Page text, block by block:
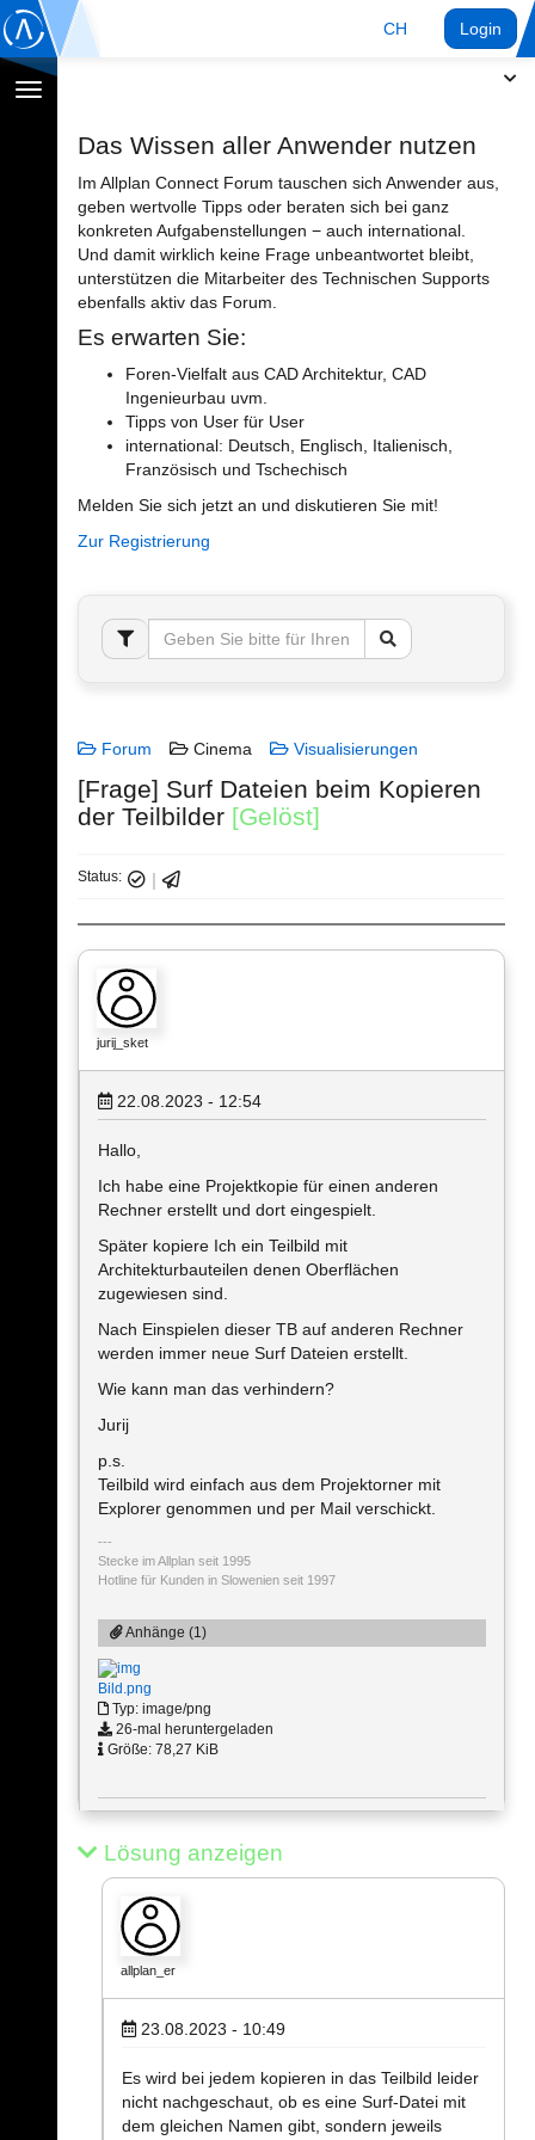
CH Login
Navigation
Das Wissen aller Anwender nutzen
Im Allplan Connect Forum tauschen sich Anwender aus,
geben wertvolle Tipps oder beraten sich bei ganz
konkreten Aufgabenstellungen − auch international.
Und damit wirklich keine Frage unbeantwortet bleibt,
unterstützen die Mitarbeiter des Technischen Supports
ebenfalls aktiv das Forum.
Es erwarten Sie:
Foren-Vielfalt aus CAD Architektur, CAD
Ingenieurbau uvm.
Tipps von User für User
international: Deutsch, Englisch, Italienisch,
Französisch und Tschechisch
Melden Sie sich jetzt an und diskutieren Sie mit!
Zur Registrierung
Forum Cinema Visualisierungen
[Frage] Surf Dateien beim Kopieren
der Teilbilder [Gelöst]
Status:
jurij_sket
22.08.2023 - 12:54
Hallo,
Ich habe eine Projektkopie für einen anderen
Rechner erstellt und dort eingespielt.
Später kopiere Ich ein Teilbild mit
Architekturbauteilen denen Oberflächen
zugewiesen sind.
Nach Einspielen dieser TB auf anderen Rechner
werden immer neue Surf Dateien erstellt.
Wie kann man das verhindern?
Jurij
p.s.
Teilbild wird einfach aus dem Projektorner mit
Explorer genommen und per Mail verschickt.
Stecke im Allplan seit 1995
Hotline für Kunden in Slowenien seit 1997
Anhänge (1)
Bild.png
Typ: image/png
26-mal heruntergeladen
Größe: 78,27 KiB
Lösung anzeigen
allplan_er
23.08.2023 - 10:49
Es wird bei jedem kopieren in das Teilbild leider
nicht nachgeschaut, ob es eine Surf-Datei mit
dem gleichen Namen gibt, sondern jeweils